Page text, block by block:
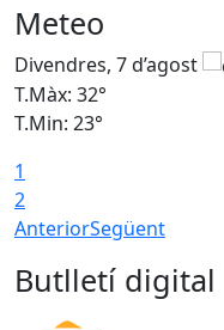
Meteo
Divendres, 7 d’agost
T.Màx: 32°
T.Min: 23°
1
2
AnteriorSegüent
Butlletí digital